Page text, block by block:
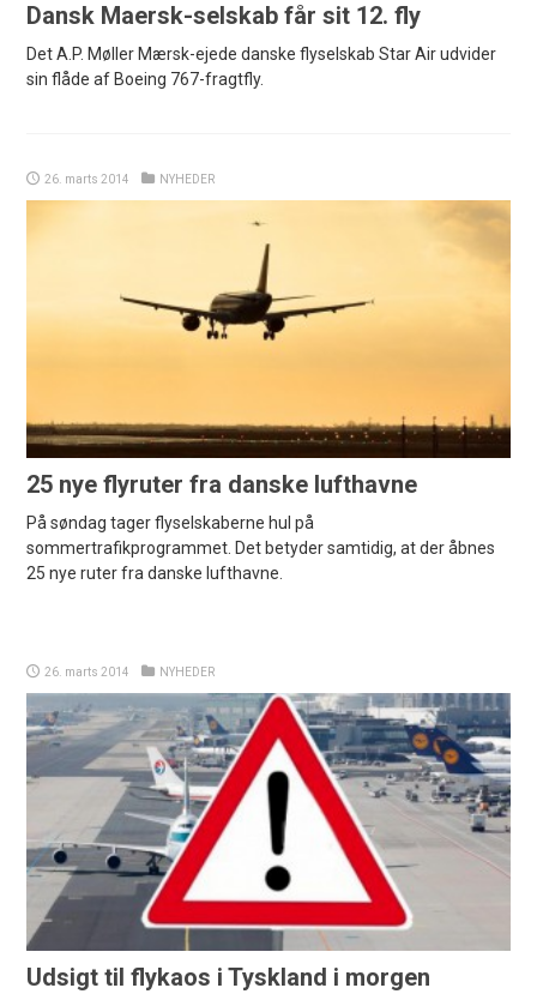
Dansk Maersk-selskab får sit 12. fly
Det A.P. Møller Mærsk-ejede danske flyselskab Star Air udvider
sin flåde af Boeing 767-fragtfly.
26. marts 2014 NYHEDER
25 nye flyruter fra danske lufthavne
På søndag tager flyselskaberne hul på
sommertrafikprogrammet. Det betyder samtidig, at der åbnes
25 nye ruter fra danske lufthavne.
26. marts 2014 NYHEDER
Udsigt til flykaos i Tyskland i morgen